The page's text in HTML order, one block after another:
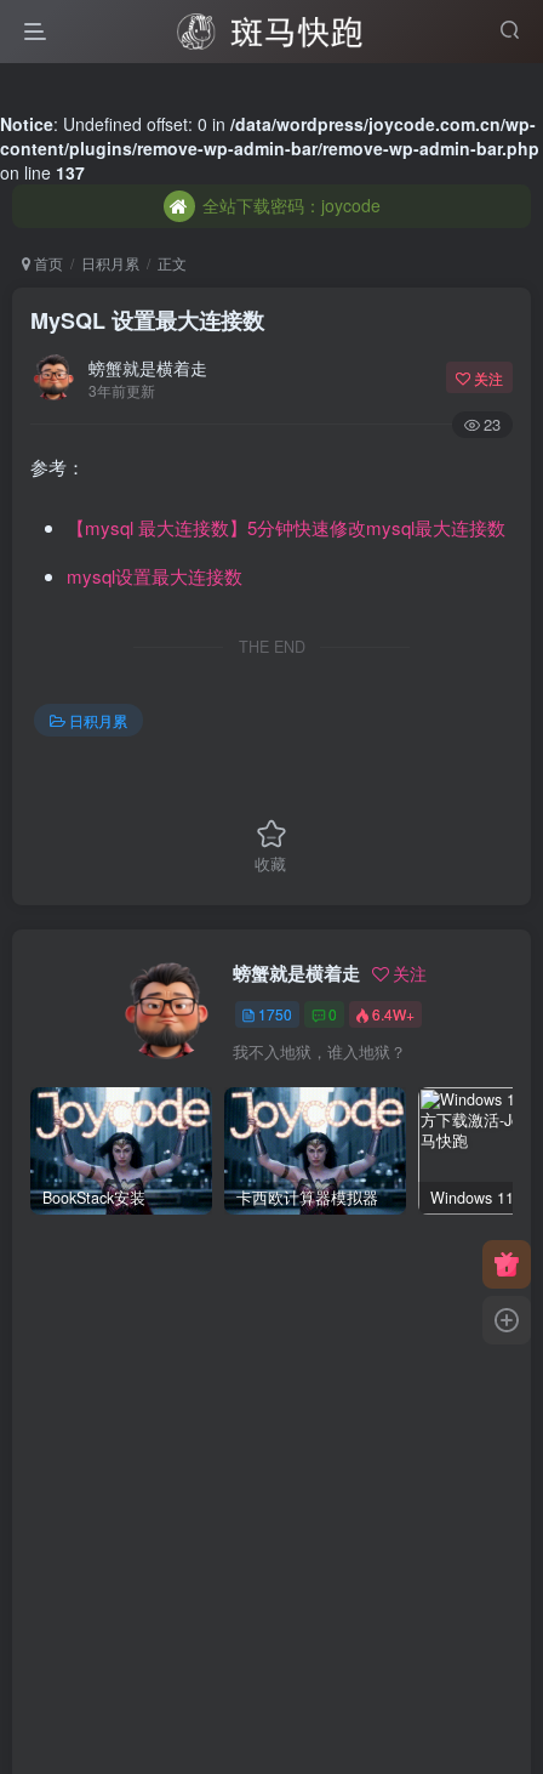
Notice: Undefined offset: 0 in /data/wordpress/joycode.com.cn/wp-
content/plugins/remove-wp-admin-bar/remove-wp-admin-bar.php
on line 137
全站下载密码：joycode
全站下载密码：joycode
全站下载密码：joycode
首页 日积月累 正文
MySQL 设置最大连接数
螃蟹就是横着走
3年前更新
关注
23
参考：
【mysql 最大连接数】5分钟快速修改mysql最大连接数
mysql设置最大连接数
THE END
日积月累
收藏
螃蟹就是横着走 关注
1750 0 6.4W+
我不入地狱，谁入地狱？
BookStack安装 卡西欧计算器模拟器